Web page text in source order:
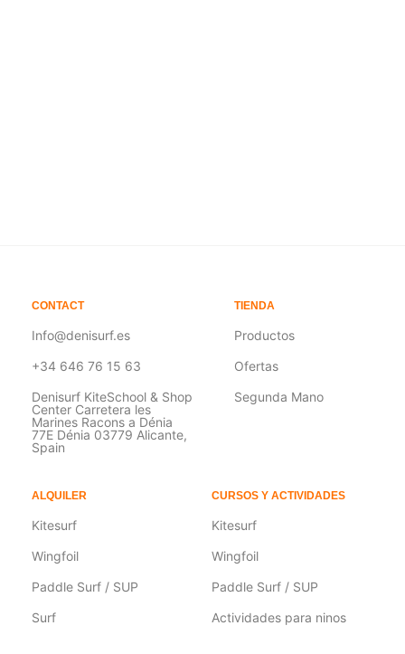
CONTACT
Info@denisurf.es
+34 646 76 15 63
Denisurf KiteSchool & Shop
Center Carretera les
Marines Racons a Dénia
77E Dénia 03779 Alicante,
Spain
TIENDA
Productos
Ofertas
Segunda Mano
ALQUILER
Kitesurf
Wingfoil
Paddle Surf / SUP
Surf
CURSOS Y ACTIVIDADES
Kitesurf
Wingfoil
Paddle Surf / SUP
Actividades para ninos